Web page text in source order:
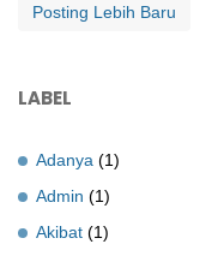
Posting Lebih Baru
LABEL
Adanya (1)
Admin (1)
Akibat (1)